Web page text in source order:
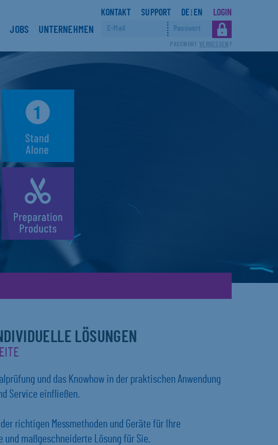
JOBS UNTERNEHMEN
PASSWORT VERGESSEN ?
KONTAKT SUPPORT DE EN LOGIN
LÖSUNGEN
und das Knowhow in der praktischen Anwendung
Service einfließen.
richtigen Messmethoden und Geräte für Ihre
maßgeschneiderte Lösung für Sie.